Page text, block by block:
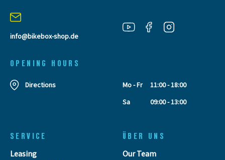
info@bikebox-shop.de
OPENING HOURS
Directions Mo - Fr
11:00 - 18:00
Sa
09:00 - 13:00
SERVICE
Leasing
ÜBER UNS
Our Team